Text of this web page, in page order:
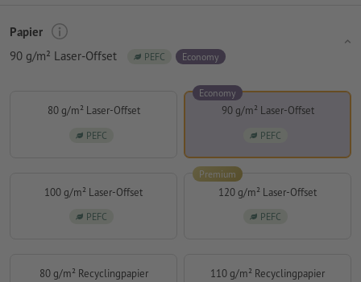
Papier
90 g/m² Laser-Offset
PEFC Economy
80 g/m² Laser-Offset
PEFC
90 g/m² Laser-Offset
PEFC
Economy
100 g/m² Laser-Offset
PEFC
120 g/m² Laser-Offset
PEFC
Premium
80 g/m² Recyclingpapier 110 g/m² Recyclingpapier